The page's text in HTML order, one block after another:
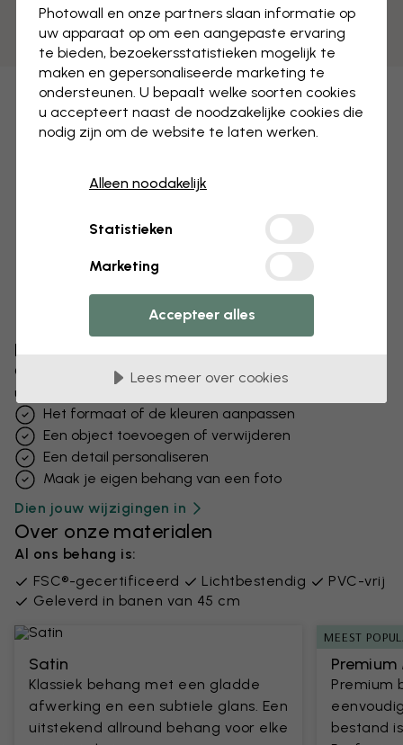
Bewerk uw behang
Ons ontwerpteam kan elk motief aanpassen om het
uniek voor jou te maken.
Het formaat of de kleuren aanpassen
Een object toevoegen of verwijderen
Een detail personaliseren
Maak je eigen behang van een foto
Dien jouw wijzigingen in
Over onze materialen
Al ons behang is:
FSC®-gecertificeerd
Lichtbestendig
PVC-vrij
Geleverd in banen van 45 cm
Satin
Klassiek behang met een gladde
afwerking en een subtiele glans. Een
uitstekend allround behang voor elke
MEEST
Premium
bestand
Photowall en onze partners slaan informatie op
uw apparaat op om een aangepaste ervaring
te bieden, bezoekersstatistieken mogelijk te
maken en gepersonaliseerde marketing te
ondersteunen. U bepaalt welke soorten cookies
u accepteert naast de noodzakelijke cookies die
nodig zijn om de website te laten werken.
Alleen noodakelijk
Statistieken
Marketing
Accepteer alles
Lees meer over cookies